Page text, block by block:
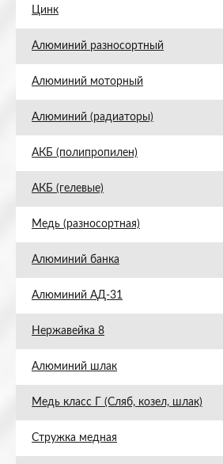
Цинк
Алюминий разносортный
Алюминий моторный
Алюминий (радиаторы)
АКБ (полипропилен)
АКБ (гелевые)
Медь (разносортная)
Алюминий банка
Алюминий АД-31
Нержавейка 8
Алюминий шлак
Медь класс Г (Сляб, козел, шлак)
Стружка медная